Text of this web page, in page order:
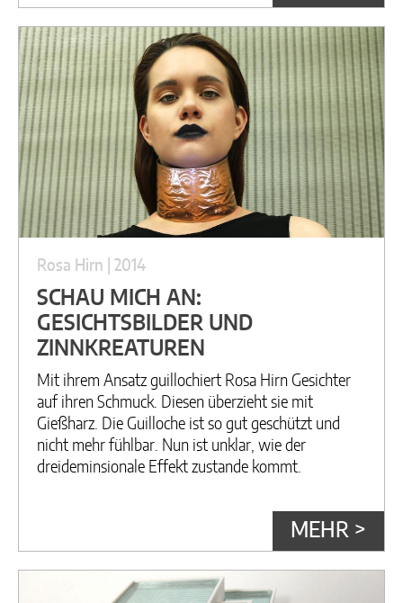
Rosa Hirn | 2014
SCHAU MICH AN:
GESICHTSBILDER UND
ZINNKREATUREN
Mit ihrem Ansatz guillochiert Rosa Hirn Gesichter
auf ihren Schmuck. Diesen überzieht sie mit
Gießharz. Die Guilloche ist so gut geschützt und
nicht mehr fühlbar. Nun ist unklar, wie der
dreideminsionale Effekt zustande kommt.
MEHR >